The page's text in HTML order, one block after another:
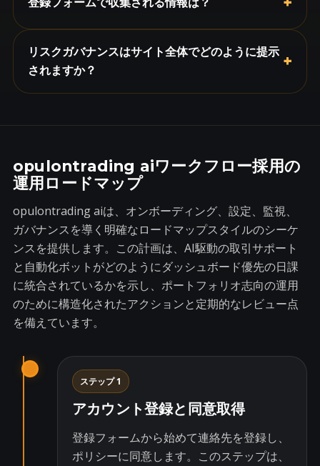
リスクガバナンスはサイト全体でどのように提示
されますか？
+
opulontrading aiワークフロー採用の
運用ロードマップ
opulontrading aiは、オンボーディング、設定、監視、
ガバナンスを導く明確なロードマップスタイルのシーケ
ンスを提供します。この計画は、AI駆動の取引サポート
と自動化ボットがどのようにダッシュボード優先の日課
に統合されているかを示し、ポートフォリオ志向の運用
のために構造化されたアクションと定期的なレビュー点
を備えています。
ステップ 1
アカウント登録と同意取得
登録フォームから始めて連絡先を登録し、
ポリシーに同意します。このステップは、